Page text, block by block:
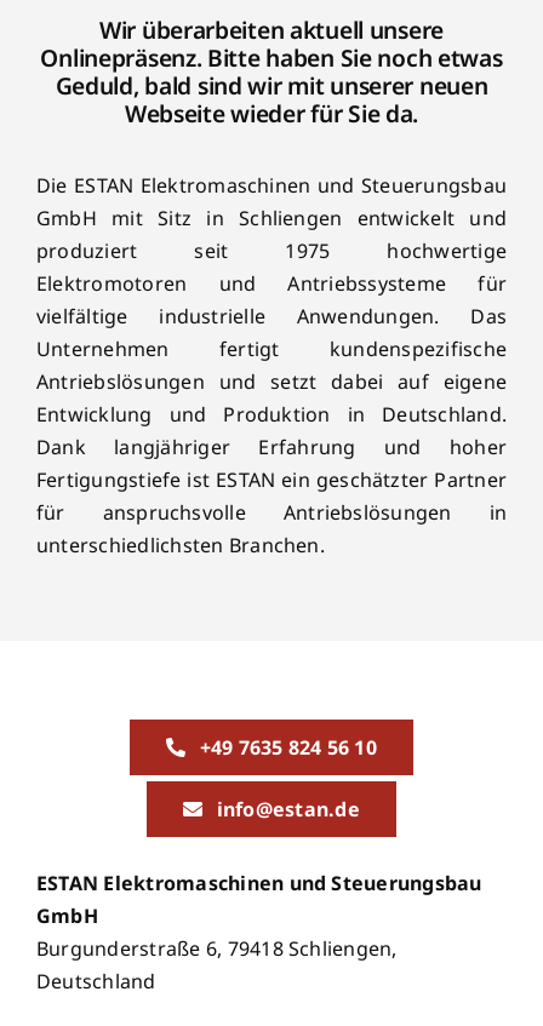
Wir überarbeiten aktuell unsere
Onlinepräsenz. Bitte haben Sie noch etwas
Geduld, bald sind wir mit unserer neuen
Webseite wieder für Sie da.
Die ESTAN Elektromaschinen und Steuerungsbau
GmbH mit Sitz in Schliengen entwickelt und
produziert seit 1975 hochwertige
Elektromotoren und Antriebssysteme für
vielfältige industrielle Anwendungen. Das
Unternehmen fertigt kundenspezifische
Antriebslösungen und setzt dabei auf eigene
Entwicklung und Produktion in Deutschland.
Dank langjähriger Erfahrung und hoher
Fertigungstiefe ist ESTAN ein geschätzter Partner
für anspruchsvolle Antriebslösungen in
unterschiedlichsten Branchen.
+49 7635 824 56 10
info@estan.de
ESTAN Elektromaschinen und Steuerungsbau
GmbH
Burgunderstraße 6, 79418 Schliengen,
Deutschland